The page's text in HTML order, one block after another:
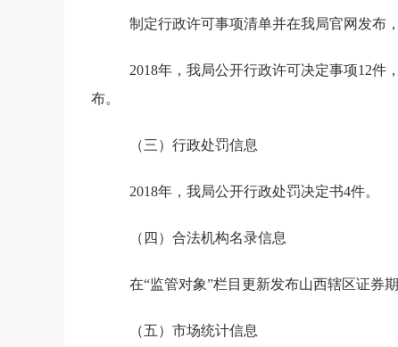
制定行政许可事项清单并在我局官网发布
2018年，我局公开行政许可决定事项12件
布。
（三） 行政处罚信息
2018年，我局公开行政处罚决定书4件。
（四） 合法机构名录信息
在“监管对象”栏目更新发布山西辖区证券
（五） 市场统计信息